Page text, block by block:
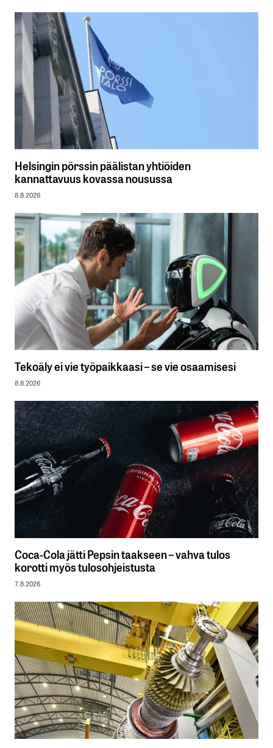
Helsingin pörssin päälistan yhtiöiden
kannattavuus kovassa nousussa
8.8.2026
Tekoäly ei vie työpaikkaasi – se vie osaamisesi
8.8.2026
Coca-Cola jätti Pepsin taakseen – vahva tulos
korotti myös tulosohjeistusta
7.8.2026